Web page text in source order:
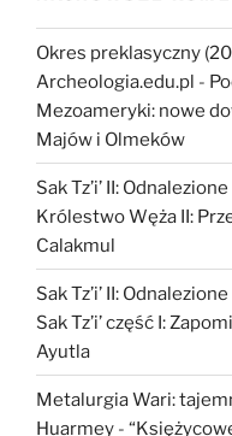
Okres preklasyczny
Archeologia.edu.pl -
Mezoameryki: nowe
Majów i Olmeków
Sak Tz’i’ II:
Królestwo Węża II:
Calakmul
Sak Tz’i’ II:
Sak Tz’i’ część I:
Ayutla
Metalurgia Wari:
Huarmey -